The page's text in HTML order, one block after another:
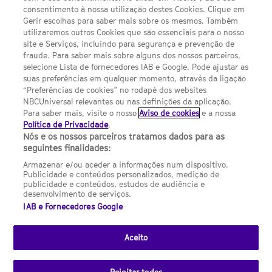
Termos E Condições
FILMES
UMA DIVISÃO DA NBCUNIVERSAL
Contact us by email: contact.SYFYPortugal@ncbuni.com
NBC Universal Global Networks España S.L.U. is wholly owned
by Universal Studios International BV
NBC Universal Global Networks, S.L.U. Paseo de la Castellana,
95. Planta 10 Edificio Torre Europa 28046 Madrid B-82227893
SYFY Portugal is subject to Spanish jurisdiction and regulated
(CNMC).
Channel
SCI FI Slovenija SCI FI Србија SYFY España SYFY France SYFY
consentimento à nossa utilização destes Cookies. Clique em
Gerir escolhas para saber mais sobre os mesmos. Também
utilizaremos outros Cookies que são essenciais para o nosso
site e Serviços, incluindo para segurança e prevenção de
fraude. Para saber mais sobre alguns dos nossos parceiros,
selecione Lista de fornecedores IAB e Google. Pode ajustar as
suas preferências em qualquer momento, através da ligação
“Preferências de cookies” no rodapé dos websites
NBCUniversal relevantes ou nas definições da aplicação.
Para saber mais, visite o nossoAviso de cookies e a nossa
Política de Privacidade.
Nós e os nossos parceiros tratamos dados para as
seguintes finalidades:
Armazenar e/ou aceder a informações num dispositivo.
Publicidade e conteúdos personalizados, medição de
publicidade e conteúdos, estudos de audiência e
desenvolvimento de serviços.
IAB e Fornecedores Google
Aceito